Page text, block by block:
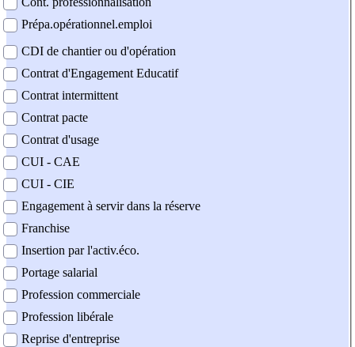
Prépa.opérationnel.emploi
CDI de chantier ou d'opération
Contrat d'Engagement Educatif
Contrat intermittent
Contrat pacte
Contrat d'usage
CUI - CAE
CUI - CIE
Engagement à servir dans la réserve
Franchise
Insertion par l'activ.éco.
Portage salarial
Profession commerciale
Profession libérale
Reprise d'entreprise